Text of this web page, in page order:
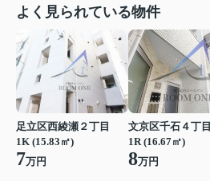
よく見られている物件
足立区西綾瀬２丁目
1K (15.83㎡)
7万円
文京区千石４丁目
1R (16.67㎡)
8万円